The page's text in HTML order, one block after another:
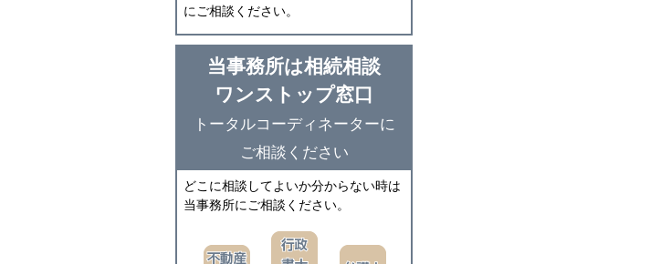
にご相談ください。
当事務所は相続相談
ワンストップ窓口
トータルコーディネーターに
ご相談ください
どこに相談してよいか分からない時は
当事務所にご相談ください。